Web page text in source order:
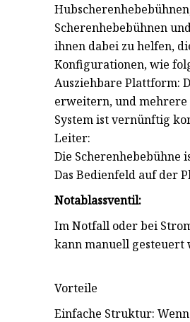
Scherenhebebühnen
ihnen dabei zu helfen,
Konfigurationen, wie
Ausziehbare Plattform:
erweitern, und
System ist vernünftig
Leiter:
Die Scherenhebebühne
Das Bedienfeld auf der
Notablassventil:
Im Notfall oder bei
kann manuell gesteuert
Vorteile
Einfache Struktur: